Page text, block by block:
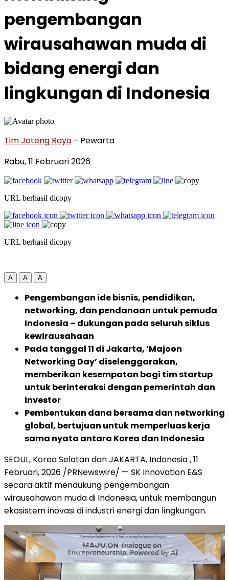
pengembangan
wirausahawan muda di
bidang energi dan
lingkungan di Indonesia
Tim Jateng Raya - Pewarta
Rabu, 11 Februari 2026
URL berhasil dicopy
URL berhasil dicopy
A A A
Pengembangan ide bisnis, pendidikan,
networking, dan pendanaan untuk pemuda
Indonesia – dukungan pada seluruh siklus
kewirausahaan
Pada tanggal 11 di Jakarta, ‘Majoon
Networking Day’ diselenggarakan,
memberikan kesempatan bagi tim startup
untuk berinteraksi dengan pemerintah dan
investor
Pembentukan dana bersama dan networking
global, bertujuan untuk memperluas kerja
sama nyata antara Korea dan Indonesia
SEOUL, Korea Selatan dan JAKARTA, Indonesia,11
Februari, 2026 /PRNewswire/ — SK Innovation E&S
secara aktif mendukung pengembangan
wirausahawan muda di Indonesia, untuk membangun
ekosistem inovasi di industri energi dan lingkungan.